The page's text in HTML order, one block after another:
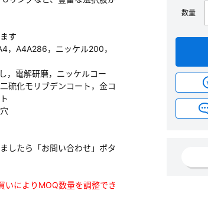
す
，A4A286，ニッケル200，
，電解研磨，ニッケルコー
硫化モリブデンコート，金コ
したら「お問い合わせ」ボタ
によりMOQ数量を調整でき
数量